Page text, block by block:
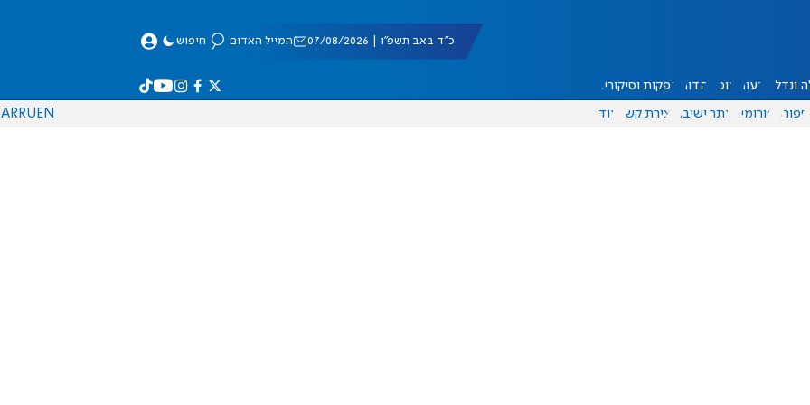
כ"ד באב תשפ"ו | 07/08/2026 המייל האדום חיפוש
ונדל"ן דעות אוכל יהדות הפקות וסיקורים
ספורט פורומים אתר ישיבה יצירת קשר עוד EN
RU
AR